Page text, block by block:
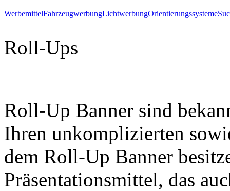
WerbemittelFahrzeugwerbungLichtwerbungOrientierungssysteme
Roll-Ups
Roll-Up Banner sind
Ihren unkomplizierten
dem Roll-Up Banner
Präsentationsmittel, das